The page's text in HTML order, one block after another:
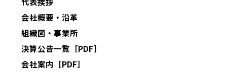
会社概要・沿革
組織図・事業所
決算公告一覧［PDF］
会社案内［PDF］